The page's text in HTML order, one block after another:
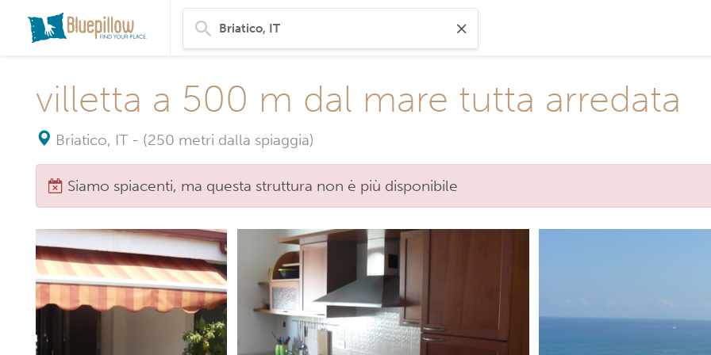
villetta a 500 m dal mare tutta arredata
Briatico, IT - (250 metri dalla spiaggia)
Siamo spiacenti, ma questa struttura non è più disponibile